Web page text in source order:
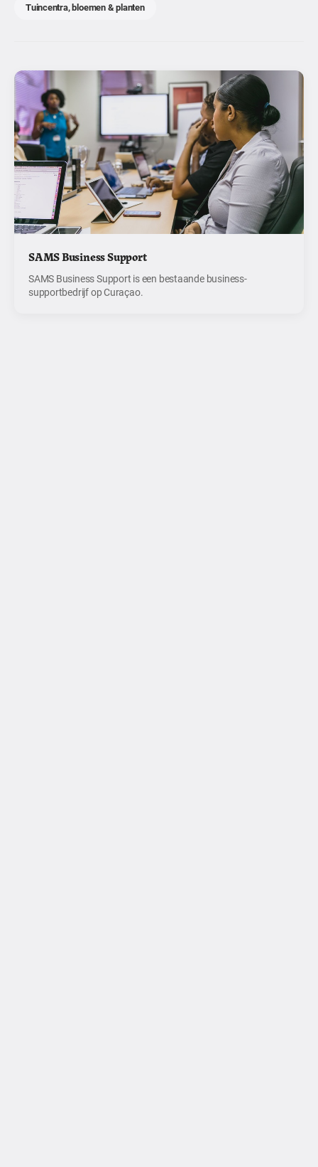
Tuincentra, bloemen & planten
SAMS Business Support
SAMS Business Support is een bestaande business-
supportbedrijf op Curaçao.